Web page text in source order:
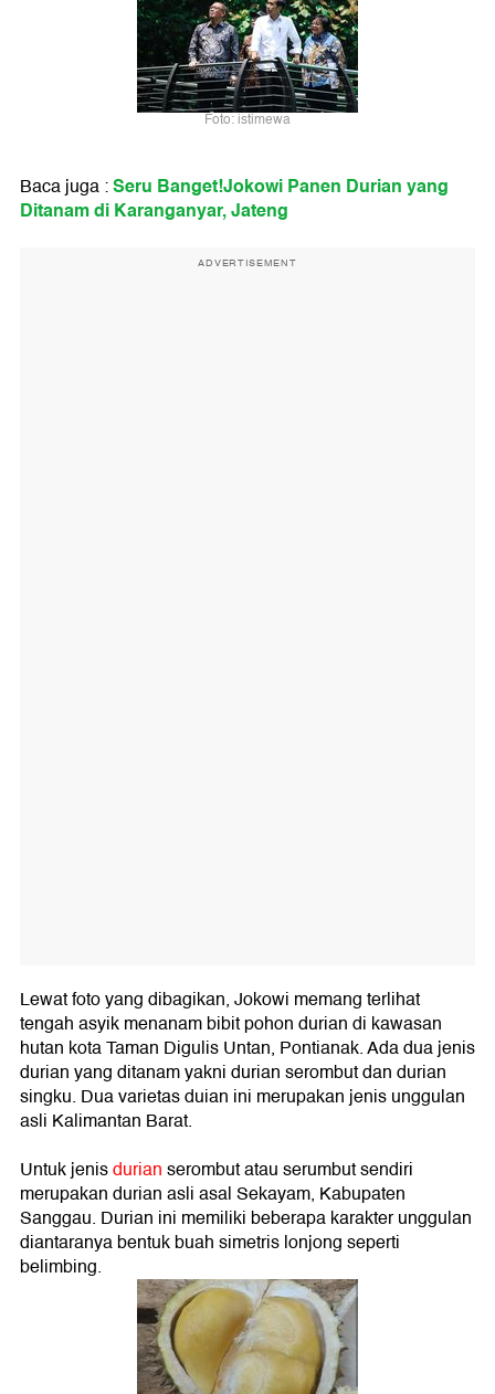
Foto: istimewa
Baca juga :Seru Banget!Jokowi Panen Durian yang
Ditanam di Karanganyar, Jateng
ADVERTISEMENT
Lewat foto yang dibagikan, Jokowi memang terlihat
tengah asyik menanam bibit pohon durian di kawasan
hutan kota Taman Digulis Untan, Pontianak. Ada dua jenis
durian yang ditanam yakni durian serombut dan durian
singku. Dua varietas duian ini merupakan jenis unggulan
asli Kalimantan Barat.
Untuk jenisdurianserombut atau serumbut sendiri
merupakan durian asli asal Sekayam, Kabupaten
Sanggau. Durian ini memiliki beberapa karakter unggulan
diantaranya bentuk buah simetris lonjong seperti
belimbing.